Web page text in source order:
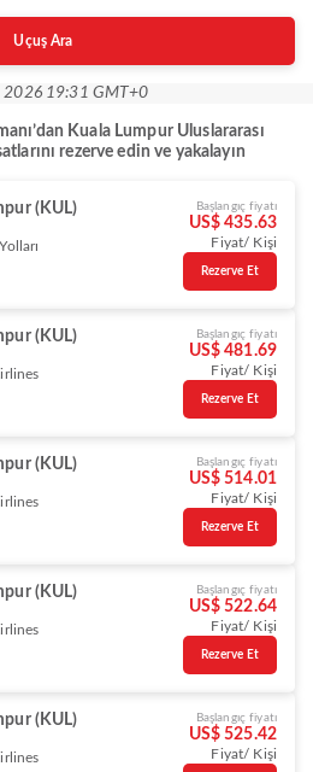
Uçuş Ara
2026 19:31 GMT+0
Kuala Lumpur Uluslararası
rezerve edin ve yakalayın
(KUL) Başlangıç fiyatı
US$ 435.63
Fiyat/ Kişi
Rezerve Et
(KUL) Başlangıç fiyatı
US$ 481.69
Fiyat/ Kişi
Rezerve Et
(KUL) Başlangıç fiyatı
US$ 514.01
Fiyat/ Kişi
Rezerve Et
(KUL) Başlangıç fiyatı
US$ 522.64
Fiyat/ Kişi
Rezerve Et
(KUL) Başlangıç fiyatı
US$ 525.42
Fiyat/ Kişi